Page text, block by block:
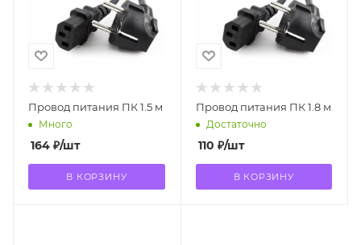
Провод питания ПК 1.5 м
Много
164 ₽/шт
В КОРЗИНУ
Провод питания ПК 1.8 м
Достаточно
110 ₽/шт
В КОРЗИНУ